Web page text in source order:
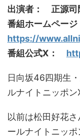
出演者： 正源司
番組ホームペー
https://
番組公式X：
日向坂46四期生
ルナイトニッポン
以前は松田好花
ールナイトニッ